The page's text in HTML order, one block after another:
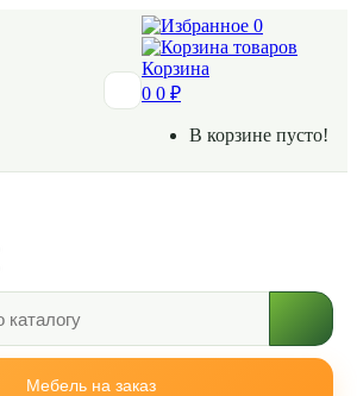
0
Корзина
0 0 ₽
В корзине пусто!
Мебель на заказ